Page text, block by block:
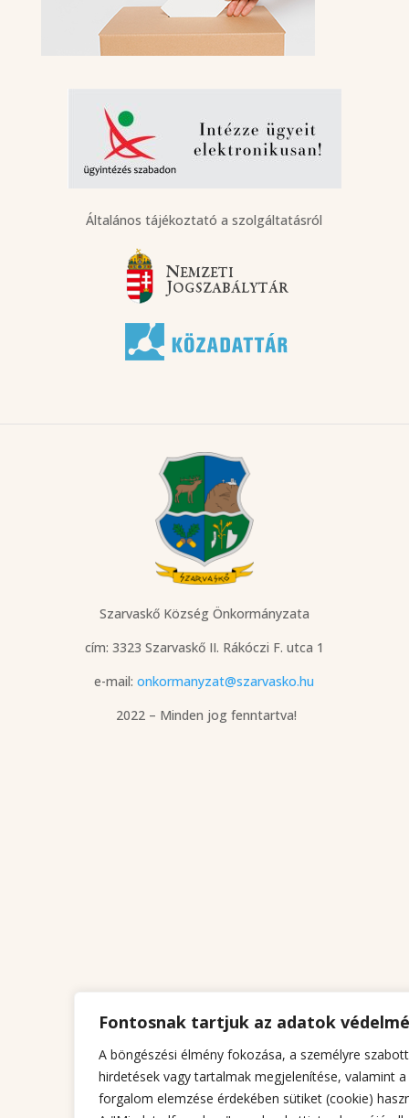
Fontosnak tartjuk az adatok
A böngészési élmény fokozása, a személyre szabott
hirdetések vagy tartalmak megjelenítése, valamint a
forgalom elemzése érdekében sütiket (cookie)
Általános tájékoztató a szolgáltatásról
Szarvaskő Község Önkormányzata
cím: 3323 Szarvaskő II. Rákóczi F. utca 1
e-mail:onkormanyzat@szarvasko.hu
2022 – Minden jog fenntartva!